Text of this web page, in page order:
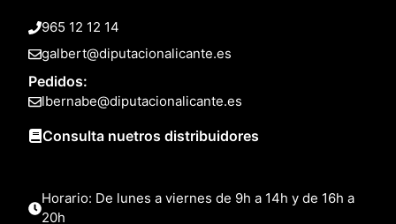
965 12 12 14
galbert@diputacionalicante.es
Pedidos:
lbernabe@diputacionalicante.es
Consulta nuetros distribuidores
Horario: De lunes a viernes de 9h a 14h y de 16h a
20h